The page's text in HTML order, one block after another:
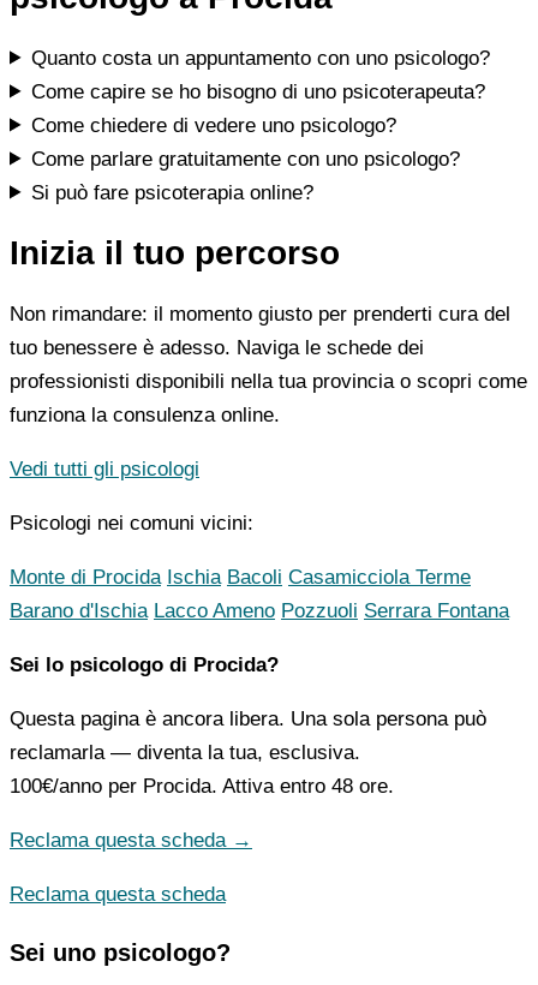
Quanto costa un appuntamento con uno psicologo?
Come capire se ho bisogno di uno psicoterapeuta?
Come chiedere di vedere uno psicologo?
Come parlare gratuitamente con uno psicologo?
Si può fare psicoterapia online?
Inizia il tuo percorso
Non rimandare: il momento giusto per prenderti cura del
tuo benessere è adesso. Naviga le schede dei
professionisti disponibili nella tua provincia o scopri come
funziona la consulenza online.
Vedi tutti gli psicologi
Psicologi nei comuni vicini:
Monte di Procida Ischia Bacoli Casamicciola Terme
Barano d'Ischia Lacco Ameno Pozzuoli Serrara Fontana
Sei lo psicologo di Procida?
Questa pagina è ancora libera. Una sola persona può
reclamarla — diventa la tua, esclusiva.
100€/anno per Procida. Attiva entro 48 ore.
Reclama questa scheda →
Reclama questa scheda
Sei uno psicologo?